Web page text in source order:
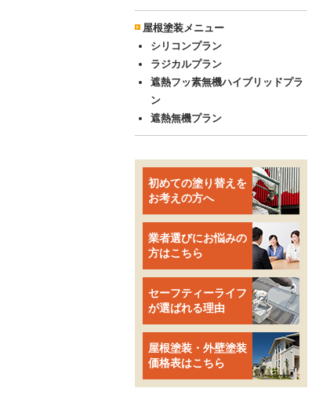
屋根塗装メニュー
シリコンプラン
ラジカルプラン
遮熱フッ素無機ハイブリッドプラ
ン
遮熱無機プラン
初めての塗り替えを
お考えの方へ
業者選びにお悩みの
方はこちら
セーフティーライフ
が選ばれる理由
屋根塗装・外壁塗装
価格表はこちら